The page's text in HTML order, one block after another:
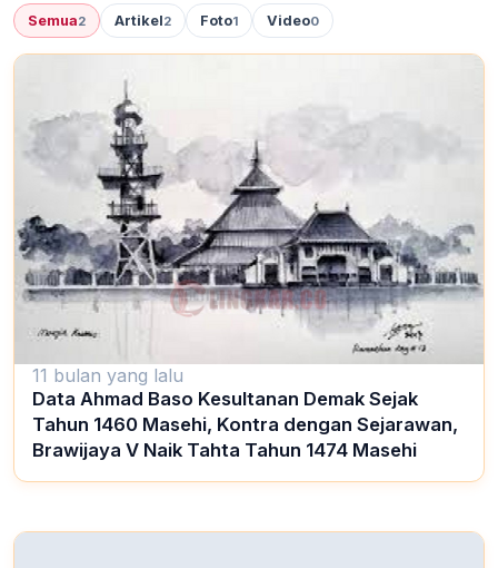
Semua2 Artikel2 Foto1 Video0
11 bulan yang lalu
Data Ahmad Baso Kesultanan Demak Sejak
Tahun 1460 Masehi, Kontra dengan Sejarawan,
Brawijaya V Naik Tahta Tahun 1474 Masehi